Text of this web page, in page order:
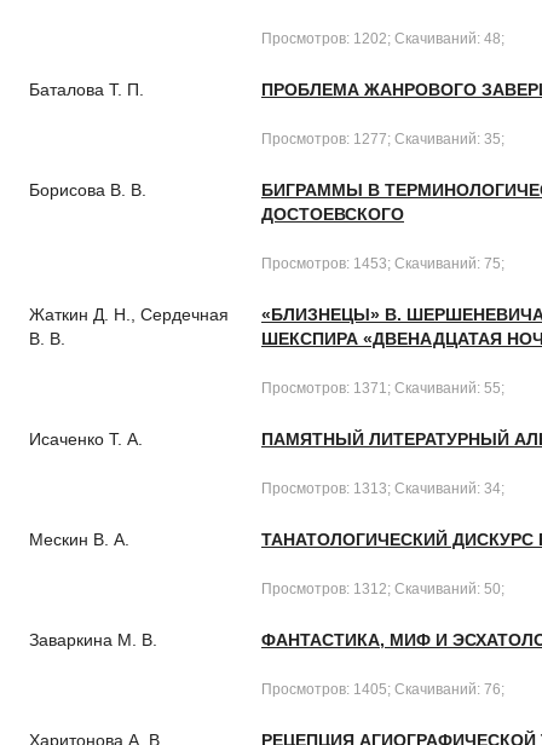
Просмотров: 1202; Скачиваний: 48;
Баталова Т. П. ПРОБЛЕМА ЖАНРОВОГО
Просмотров: 1277; Скачиваний: 35;
Борисова В. В.
БИГРАММЫ В
ДОСТОЕВСКОГО
Просмотров: 1453; Скачиваний: 75;
Жаткин Д. Н., Сердечная
В. В.
«БЛИЗНЕЦЫ» В.
ШЕКСПИРА «ДВЕНАДЦАТАЯ
Просмотров: 1371; Скачиваний: 55;
Исаченко Т. А. ПАМЯТНЫЙ ЛИТЕРАТУРНЫЙ
Просмотров: 1313; Скачиваний: 34;
Мескин В. А. ТАНАТОЛОГИЧЕСКИЙ
Просмотров: 1312; Скачиваний: 50;
Заваркина М. В. ФАНТАСТИКА, МИФ И
Просмотров: 1405; Скачиваний: 76;
Харитонова А. В. РЕЦЕПЦИЯ